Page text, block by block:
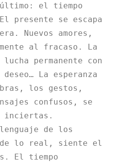
el tiempo
presente se escapa
Nuevos amores,
al fracaso. La
permanente con
La esperanza
los gestos,
confusos, se
inciertas.
de los
de lo real, siente el
El tiempo